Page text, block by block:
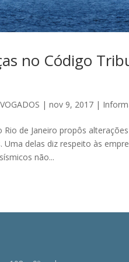
no Código
|nov 9, 2017 |
Rio de Janeiro propôs
Uma delas diz respeito às
não...